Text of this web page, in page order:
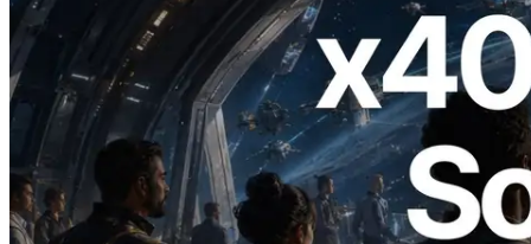
2026.07.04
ERPC ra mắt Solana RPC hỗ trợ x402 —
Mở ra thời đại AI Agent trả tiền theo nhu
cầu cho API cần dùng